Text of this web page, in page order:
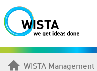
WISTA Management